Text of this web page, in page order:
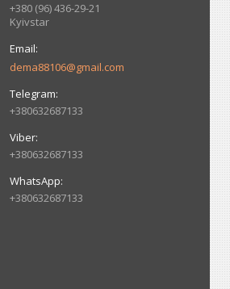
+380 (96) 436-29-21
Kyivstar
dema88106@gmail.com
+380632687133
+380632687133
+380632687133